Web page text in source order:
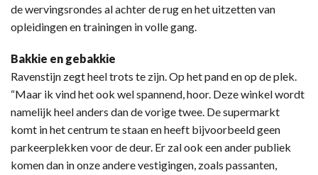
de wervingsrondes al achter de rug en het uitzetten van
opleidingen en trainingen in volle gang.
Bakkie en gebakkie
Ravenstijn zegt heel trots te zijn. Op het pand en op de plek.
“Maar ik vind het ook wel spannend, hoor. Deze winkel wordt
namelijk heel anders dan de vorige twee. De supermarkt
komt in het centrum te staan en heeft bijvoorbeeld geen
parkeerplekken voor de deur. Er zal ook een ander publiek
komen dan in onze andere vestigingen, zoals passanten,